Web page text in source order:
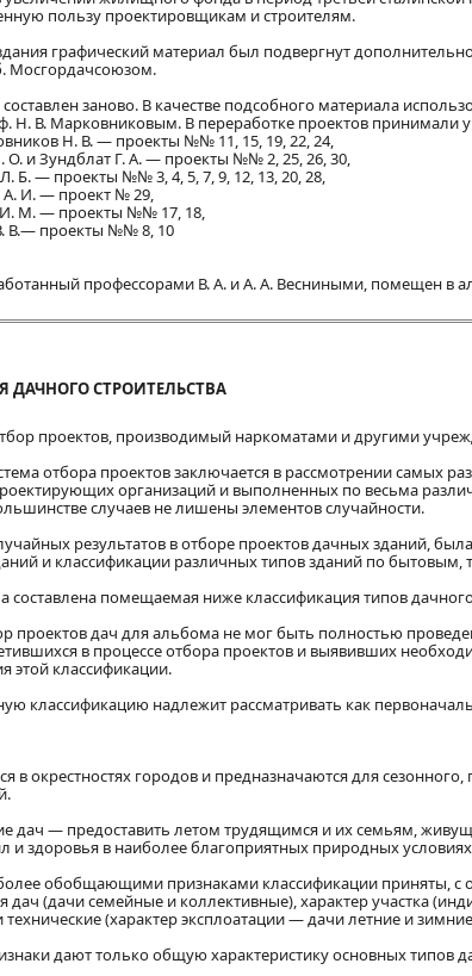
пользу проектировщикам и строителям.
графический материал был подвергнут
Мосгордачсоюзом.
заново. В качестве подсобного материала
Н. В. Марковниковым. В переработке проектов принимали
Н. В. — проекты №№ 11, 15, 19, 22, 24,
и Зундблат Г. А. — проекты №№ 2, 25, 26, 30,
Б. — проекты №№ 3, 4, 5, 7, 9, 12, 13, 20, 28,
И. — проект № 29,
И. М. — проекты №№ 17, 18,
В.— проекты №№ 8, 10
профессорами В. А. и А. А. Весниными, помещен в
СТРОИТЕЛЬСТВА
проектов, производимый наркоматами и другими
отбора проектов заключается в рассмотрении самых
организаций и выполненных по весьма
случаев не лишены элементов случайности.
результатов в отборе проектов дачных зданий,
и классификации различных типов зданий по
составлена помещаемая ниже классификация типов
проектов дач для альбома не мог быть полностью
в процессе отбора проектов и выявивших
этой классификации.
классификацию надлежит рассматривать как
в окрестностях городов и предназначаются для
дач — предоставить летом трудящимся и их семьям,
и здоровья в наиболее благоприятных природных
обобщающими признаками классификации приняты, с
дач (дачи семейные и коллективные), характер участка
(характер эксплоатации — дачи летние и
дают только общую характеристику основных типов